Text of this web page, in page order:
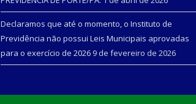
Declaramos que até o momento, o Instituto de
Previdência não possui Leis Municipais aprovadas
para o exercício de 2026 9 de fevereiro de 2026